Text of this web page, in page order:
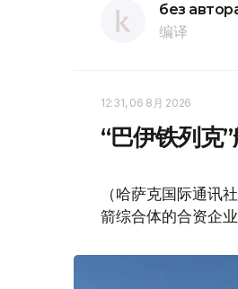
без
编译
12:31, 06 8月 2026
“巴伊铁列克
（哈萨克国际通讯
箭综合体的合资企